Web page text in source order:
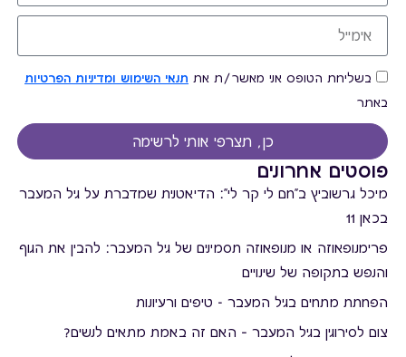
פוסטים אחרונים
מיכל גרשוביץ ב"חם לי קר לי": הדיאטנית שמדברת על גיל המעבר
בכאן 11
פרימנופאוזה או מנופאוזה תסמינים של גיל המעבר: להבין את הגוף
והנפש בתקופה של שינויים
הפחתת מתחים בגיל המעבר - טיפים ורעיונות
צום לסירוגין בגיל המעבר – האם זה באמת מתאים לנשים?
בשליחת הטופס אני מאשר/ת את תנאי השימוש ומדיניות הפרטיות
באתר
כן, תצרפי אותי לרשימה